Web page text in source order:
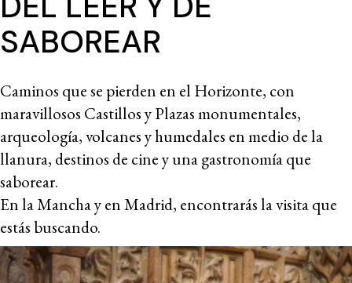
SABOREAR
Caminos que se pierden en el Horizonte, con
maravillosos Castillos y Plazas monumentales,
arqueología, volcanes y humedales en medio de la
llanura, destinos de cine y una gastronomía que
saborear.
En la Mancha y en Madrid, encontrarás la visita que
estás buscando.